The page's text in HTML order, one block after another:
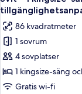
-
utsikt
mot
poolen
alla
foton
för
Svit
-
1
kingsize-
86 kvadratmeter
1 sovrum
4 sovplatser
1 kingsize-säng
Gratis wi-fi